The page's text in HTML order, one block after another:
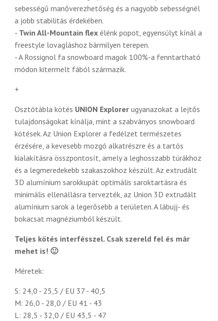
sebességű manőverezhetőség és a nagyobb sebességnél
a jobb stabilitás érdekében.
- Twin All-Mountain flex élénk popot, egyensúlyt kínál a
freestyle lovagláshoz bármilyen terepen.
- A Rossignol fa snowboard magok 100%-a fenntartható
módon kitermelt fából származik.
+
Osztótábla kötés UNION Explorer ugyanazokat a lejtős
tulajdonságokat kínálja, mint a szabványos snowboard
kötések. Az Union Explorer a fedélzet természetes
érzésére, a kevesebb mozgó alkatrészre és a tartós
kialakításra összpontosít, amely a leghosszabb túrákhoz
és a legmeredekebb szakaszokhoz készült. Az extrudált
3D alumínium sarokkupát optimális saroktartásra és
minimális ellenállásra tervezték, az Union 3D extrudált
alumínium sarok a legerősebb a területen. A lábujj- és
bokacsat magnéziumból készült.
Teljes kötés interfésszel. Csak szereld fel és már
mehet is! 🙂
Méretek:
S: 24,0 - 25,5 / EU 37 - 40,5
M: 26,0 - 28,0 / EU 41 - 43
L: 28,5 - 32,0 / EU 43,5 - 47